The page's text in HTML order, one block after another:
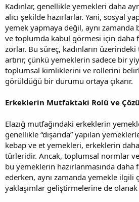
Kadınlar, genellikle yemekleri daha
alıcı şekilde hazırlarlar. Yani, sosyal
yemek yapmaya değil, aynı
ve toplumda kabul görmesi için daha
zorlar. Bu süreç, kadınların üzerindeki
artırır, çünkü yemeklerin sadece bir
toplumsal kimliklerini ve rollerini
görüldüğü bir durumu ortaya çıkarır.
Erkeklerin Mutfaktaki Rolü ve
Elazığ mutfağındaki erkeklerin
genellikle “dışarıda” yapılan
kebap ve et yemekleri, erkeklerin
türleridir. Ancak, toplumsal normlar
bu yemeklerin hazırlanmasında daha
ederken, aynı zamanda yemekle ilgili
yaklaşımlar geliştirmelerine de olanak